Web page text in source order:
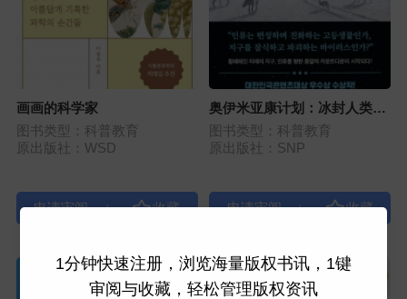
画画的科学家
图书类型：科普教育
原出版社：WSD
|
奥伊米亚康计划：冰封人类最
后希望
图书类型：科普教育
原出版社：SNP
|
1分钟快速注册，浏览海量版权书讯，1键
审阅与收藏，轻松管理版权资讯